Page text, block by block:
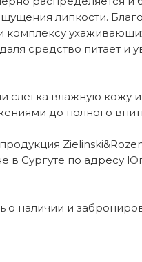
липкости.
комплексу
средство питает и
слегка влажную кожу
до полного
в Сургуте по адресу
о наличии и